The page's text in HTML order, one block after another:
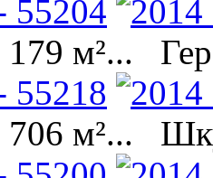
м²...
м²...